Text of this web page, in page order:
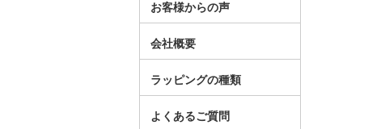
お客様からの声
会社概要
ラッピングの種類
よくあるご質問